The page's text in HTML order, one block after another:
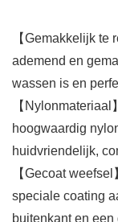
【Gemakkelijk
ademend en
wassen is en
【
hoogwaardig
huidvriendelijk,
【Gecoat
speciale coating
buitenkant en